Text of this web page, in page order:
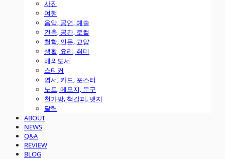
사진
여행
음악, 공연, 예술
건축, 공간, 로컬
철학, 인문, 교양
생활, 요리, 취미
해외도서
스티커
엽서, 카드, 포스터
노트, 메모지, 문구
천가방, 책갈피, 뱃지
달력
ABOUT
NEWS
Q&A
REVIEW
BLOG